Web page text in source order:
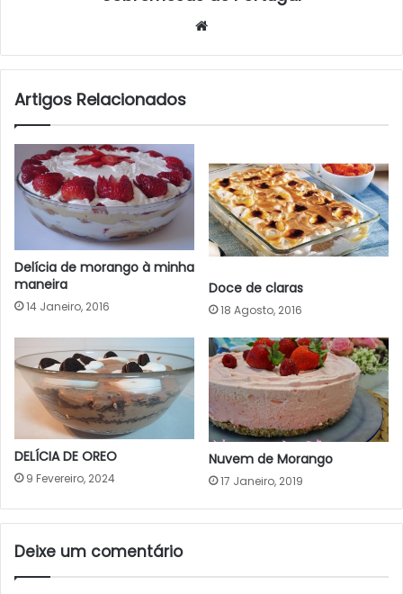
Artigos Relacionados
Delícia de morango à minha
maneira
14 Janeiro, 2016
Doce de claras
18 Agosto, 2016
DELÍCIA DE OREO
9 Fevereiro, 2024
Nuvem de Morango
17 Janeiro, 2019
Deixe um comentário